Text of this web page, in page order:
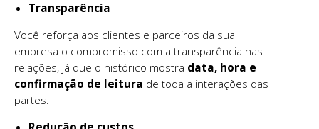
Transparência
Você reforça aos clientes e parceiros da sua
empresa o compromisso com a transparência nas
relações, já que o histórico mostra data, hora e
confirmação de leitura de toda a interações das
partes.